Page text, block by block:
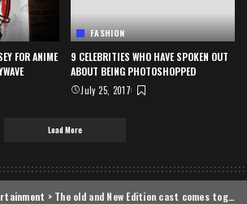
FOR ANIME
FASHION
9 CELEBRITIES WHO HAVE SPOKEN OUT
ABOUT BEING PHOTOSHOPPED
July 25, 2017
Load More
> The old and New Edition cast comes together to perform